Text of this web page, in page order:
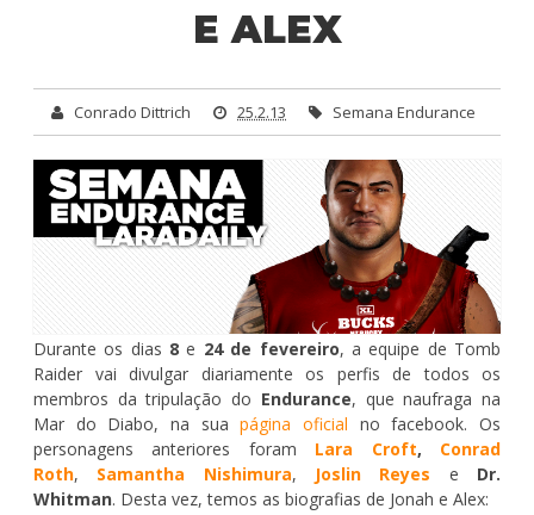
E ALEX
Conrado Dittrich 25.2.13 Semana Endurance
Durante os dias 8e 24 de fevereiro, a equipe de Tomb
Raider vai divulgar diariamente os perfis de todos os
membros da tripulação do Endurance, que naufraga na
Mar do Diabo, na suapágina oficial no facebook. Os
personagens anteriores foram Lara Croft,
Conrad
Roth, Samantha Nishimura, Joslin Reyes e Dr.
Whitman. Desta vez, temos as biografias de Jonah e Alex: